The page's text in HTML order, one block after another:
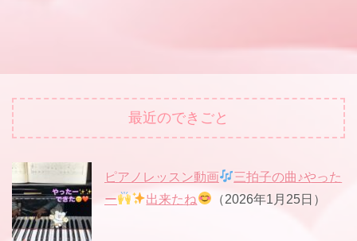
最近のできごと
ピアノレッスン動画
三拍子の曲♪やった
ー
出来たね （2026年1月25日）